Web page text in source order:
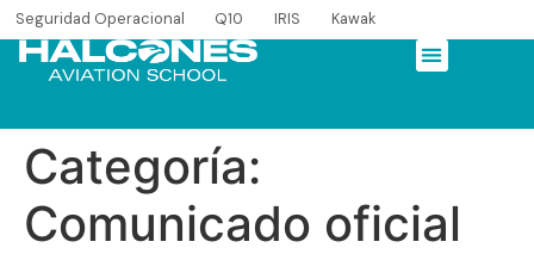
Seguridad Operacional Q10 IRIS Kawak
Categoría:
Comunicado oficial